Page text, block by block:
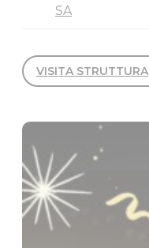
SA
VISITA STRUTTURA